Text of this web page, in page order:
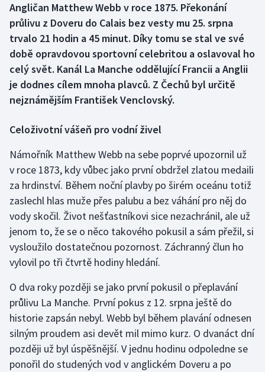
Box
Curling
Dostihy
Florbal
Futsal
Golf
Gymnastika
Házená
Jezdectví
Judo
Krasobruslení
Lezení
Lyže a snowboard
Angličan Matthew Webb v roce 1875. Překonání
průlivu z Doveru do Calais bez vesty mu 25. srpna
trvalo 21 hodin a 45 minut. Díky tomu se stal ve své
době opravdovou sportovní celebritou a oslavoval ho
celý svět. Kanál La Manche oddělující Francii a Anglii
je dodnes cílem mnoha plavců. Z Čechů byl určitě
nejznámějším František Venclovský.
Celoživotní vášeň pro vodní živel
Námořník Matthew Webb na sebe poprvé upozornil už
v roce 1873, kdy vůbec jako první obdržel zlatou medaili
za hrdinství. Během noční plavby po širém oceánu totiž
zaslechl hlas muže přes palubu a bez váhání pro něj do
vody skočil. Život nešťastníkovi sice nezachránil, ale už
jenom to, že se o něco takového pokusil a sám přežil, si
vysloužilo dostatečnou pozornost. Záchranný člun ho
vylovil po tři čtvrtě hodiny hledání.
O dva roky později se jako první pokusil o přeplavání
průlivu La Manche. První pokus z 12. srpna ještě do
historie zapsán nebyl. Webb byl během plavání odnesen
silným proudem asi devět mil mimo kurz. O dvanáct dní
později už byl úspěšnější. V jednu hodinu odpoledne se
ponořil do studených vod v anglickém Doveru a po